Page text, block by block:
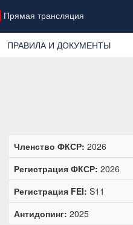
Прямая трансляция
ПРАВИЛА И ДОКУМЕНТЫ
Членство ФКСР: 2026
Регистрация ФКСР: 2026
Регистрация FEI: S11
Антидопинг: 2025